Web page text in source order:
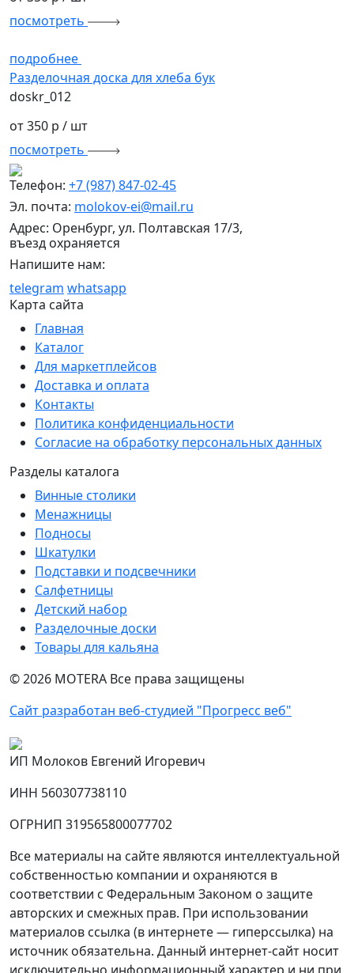
посмотреть
подробнее
Разделочная доска для хлеба бук
doskr_012
от 350 р / шт
посмотреть
Телефон: +7 (987) 847-02-45
Эл. почта: molokov-ei@mail.ru
Адрес: Оренбург, ул. Полтавская 17/3,
въезд охраняется
Напишите нам:
telegram whatsapp
Карта сайта
Главная
Каталог
Для маркетплейсов
Доставка и оплата
Контакты
Политика конфиденциальности
Согласие на обработку персональных данных
Разделы каталога
Винные столики
Менажницы
Подносы
Шкатулки
Подставки и подсвечники
Салфетницы
Детский набор
Разделочные доски
Товары для кальяна
©2026 MOTERA Все права защищены
Сайт разработан веб-студией "Прогресс веб"
ИП Молоков Евгений Игоревич
ИНН 560307738110
ОГРНИП 319565800077702
Все материалы на сайте являются интеллектуальной
собственностью компании и охраняются в
соответствии с Федеральным Законом о защите
авторских и смежных прав. При использовании
материалов ссылка (в интернете — гиперссылка) на
источник обязательна. Данный интернет-сайт носит